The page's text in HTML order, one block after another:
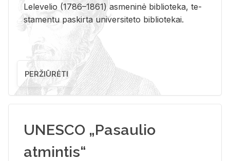
Le­le­ve­lio (1786–1861) as­me­ni­nė bi­b­lio­te­ka, te­
sta­men­tu pa­skir­ta uni­ver­si­te­to bi­b­lio­te­kai.
PERŽIŪRĖTI
UNESCO „Pasaulio
atmintis“